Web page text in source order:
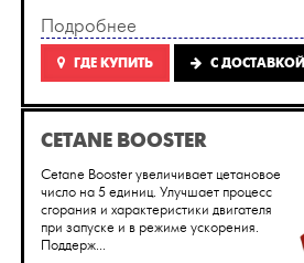
Подробнее
ГДЕ КУПИТЬ C ДОСТАВКОЙ
CETANE BOOSTER
Cetane Booster увеличивает цетановое
число на 5 единиц. Улучшает процесс
сгорания и характеристики двигателя
при запуске и в режиме ускорения.
Поддерж...